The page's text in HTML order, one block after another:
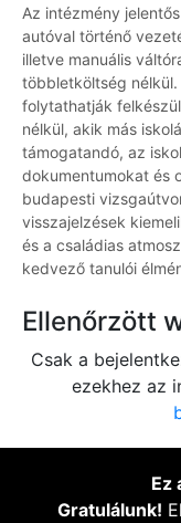
Az intézmény
autóval történő
illetve manuális
többletköltség
folytathatják
nélkül, akik más
támogatandó, az
dokumentumokat és
budapesti
visszajelzések
és a családias
kedvező tanulói
Ellenőrzött
Csak a
ezekhez az
Ez
Gratulálunk!